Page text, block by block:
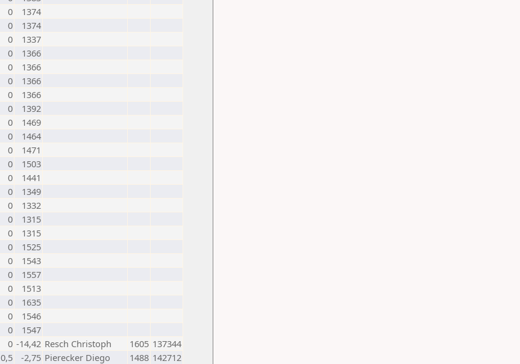
0
1374
0
1374
0
1337
0
1366
0
1366
0
1366
0
1366
0
1392
0
1469
0
1464
0
1471
0
1503
0
1441
0
1349
0
1332
0
1315
0
1315
0
1525
0
1543
0
1557
0
1513
0
1635
0
1546
0
1547
0 -14,42 Resch Christoph 1605 137344
0,5 -2,75 Pierecker Diego 1488 142712